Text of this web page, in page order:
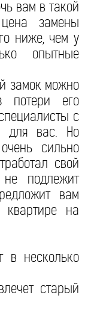
вам в такой
замены
ниже, чем у
опытные
замок можно
потери его
с
для вас. Но
сильно
свой
подлежит
вам
на
в несколько
старый